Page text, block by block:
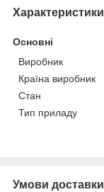
Характеристики
Основні
Виробник
Країна виробник
Стан
Тип приладу
Умови доставки